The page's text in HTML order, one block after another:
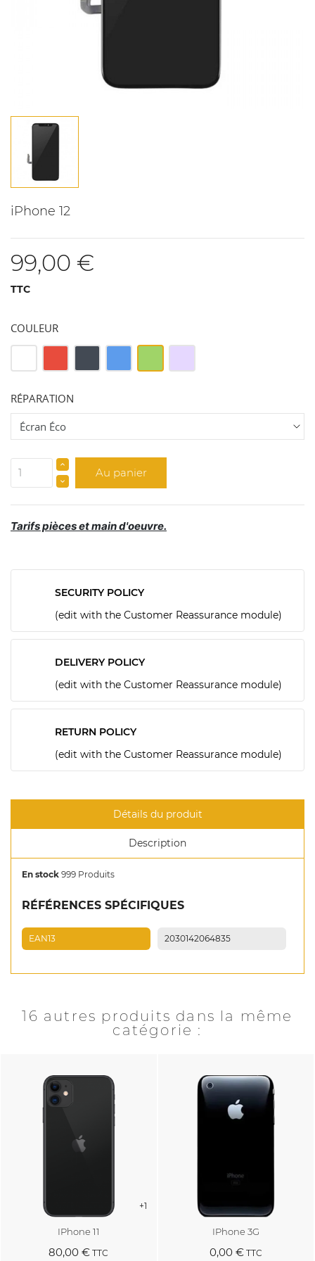
iPhone 12
99,00 €
TTC
COULEUR
Rouge
RÉPARATION
Au panier
Tarifs pièces et main d'oeuvre.
SECURITY POLICY
(edit with the Customer Reassurance module)
DELIVERY POLICY
(edit with the Customer Reassurance module)
RETURN POLICY
(edit with the Customer Reassurance module)
Détails du produit
Description
En stock 999 Produits
RÉFÉRENCES SPÉCIFIQUES
EAN13 2030142064835
16 autres produits dans la même
catégorie :
+1
IPhone 11
80,00 € TTC
IPhone 3G
0,00 €TTC